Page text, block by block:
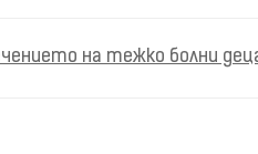
на тежко болни